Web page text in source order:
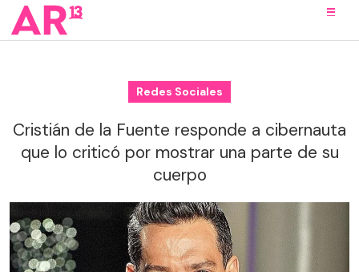
Redes Sociales
Cristián de la Fuente responde a cibernauta
que lo criticó por mostrar una parte de su
cuerpo